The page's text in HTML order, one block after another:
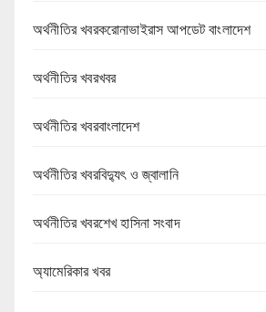
অর্থনীতির খবরকরোনাভাইরাস আপডেট বাংলাদেশ
অর্থনীতির খবরখবর
অর্থনীতির খবরবাংলাদেশ
অর্থনীতির খবরবিদ্যুৎ ও জ্বালানি
অর্থনীতির খবরশেখ হাসিনা সংবাদ
অ্যামেরিকার খবর